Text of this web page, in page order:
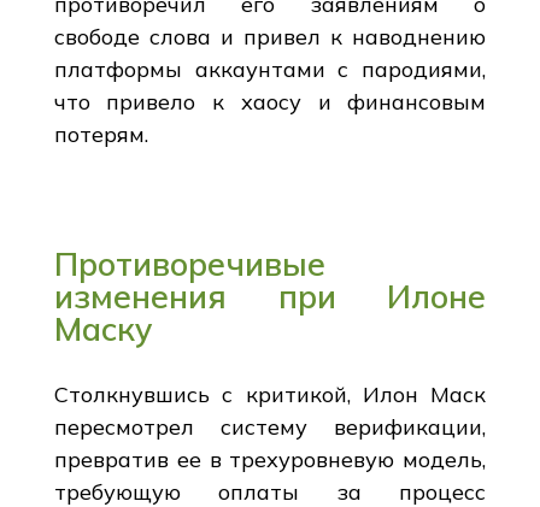
свободе слова и привел к наводнению
платформы аккаунтами с пародиями,
что привело к хаосу и финансовым
потерям.
Противоречивые
изменения при Илоне
Маску
Столкнувшись с критикой, Илон Маск
пересмотрел систему верификации,
превратив ее в трехуровневую модель,
требующую оплаты за процесс